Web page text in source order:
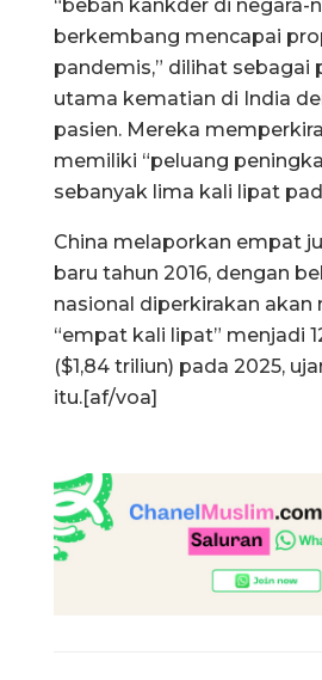
“beban kankder di negara-
berkembang mencapai
pandemis,” dilihat sebagai
utama kematian di India
pasien. Mereka
memiliki “peluang
sebanyak lima kali lipat
China melaporkan empat
baru tahun 2016, dengan
nasional diperkirakan akan
“empat kali lipat” menjadi
($1,84 triliun) pada 2025,
itu.[af/voa]